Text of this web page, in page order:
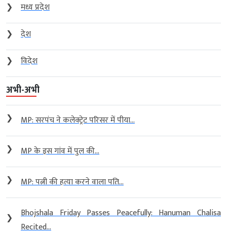
❯
मध्य प्रदेश
❯
देश
❯
विदेश
अभी-अभी
❯ MP: सरपंच ने कलेक्ट्रेट परिसर में पीया...
❯ MP के इस गांव में पुल की...
❯ MP: पत्नी की हत्या करने वाला पति...
❯
Bhojshala Friday Passes Peacefully: Hanuman Chalisa
Recited...